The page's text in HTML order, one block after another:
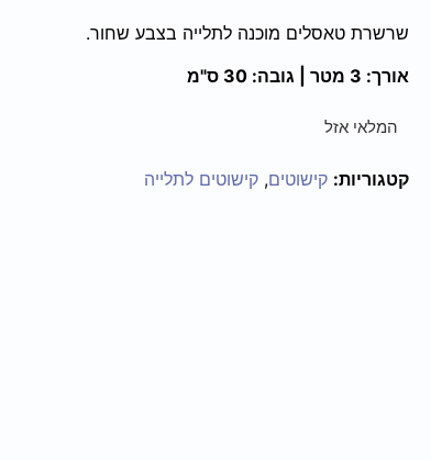
שרשרת טאסלים מוכנה לתלייה בצבע שחור.
אורך: 3 מטר | גובה: 30 ס"מ
המלאי אזל
קטגוריות: קישוטים, קישוטים לתלייה